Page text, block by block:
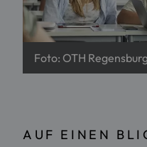
Foto: OTH
AUF EINEN